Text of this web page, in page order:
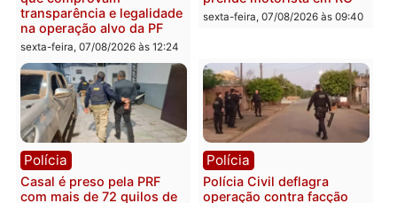
Marcos Rogério apresenta
Plano de Governo com
228 projetos, metas
públicas e
acompanhamento de
resultados
sexta-feira, 07/08/2026 às 18:49
Eleições 2026: Pastor
Evanildo pode ser o
Rondônia na Câmara
Federal
sexta-feira, 07/08/2026 às